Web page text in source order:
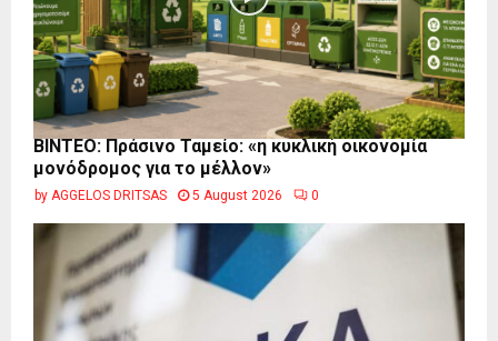
BINTEO: Πράσινο Ταμείο: «η κυκλική οικονομία
μονόδρομος για το μέλλον»
by AGGELOS DRITSAS 5 August 2026 0